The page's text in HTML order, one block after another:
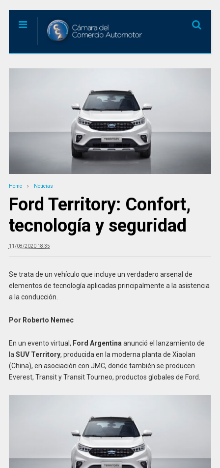
Home Noticias
Ford Territory: Confort,
tecnología y seguridad
11/08/2020 18:35
Se trata de un vehículo que incluye un verdadero arsenal de
elementos de tecnología aplicadas principalmente a la asistencia
a la conducción.
Por Roberto Nemec
En un evento virtual, Ford Argentina anunció el lanzamiento de
la SUV Territory, producida en la moderna planta de Xiaolan
(China), en asociación con JMC, donde también se producen
Everest, Transit y Transit Tourneo, productos globales de Ford.